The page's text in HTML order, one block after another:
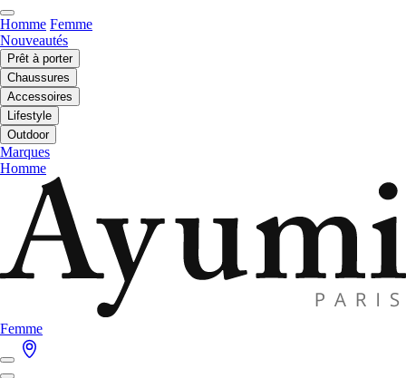
Homme Femme
Nouveautés
Prêt à porter
Chaussures
Accessoires
Lifestyle
Outdoor
Marques
Homme
Femme